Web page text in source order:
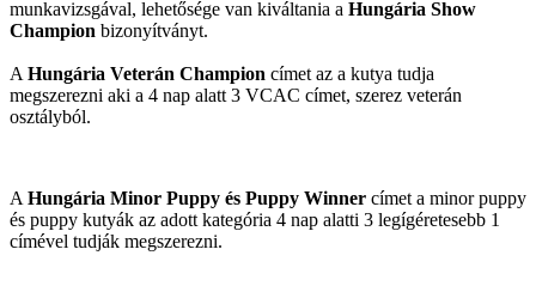
munkavizsgával, lehetősége van kiváltania a Hungária Show
Champion bizonyítványt.
A Hungária Veterán Champion címet az a kutya tudja
megszerezni aki a 4 nap alatt 3 VCAC címet, szerez veterán
osztályból.
A Hungária Minor Puppy és Puppy Winner címet a minor puppy
és puppy kutyák az adott kategória 4 nap alatti 3 legígéretesebb 1
címével tudják megszerezni.